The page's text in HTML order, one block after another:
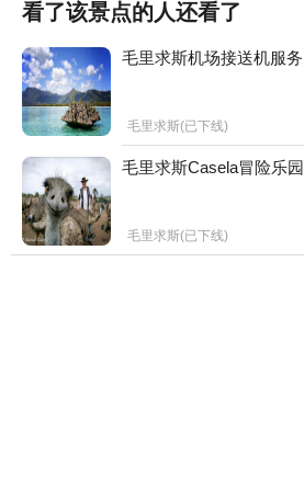
看了该景点的人还看了
毛里求斯机场接送机服务
毛里求斯(已下线)
毛里求斯Casela冒险乐园
毛里求斯(已下线)